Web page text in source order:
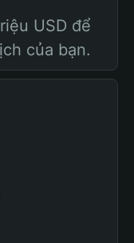
USD để
của bạn.